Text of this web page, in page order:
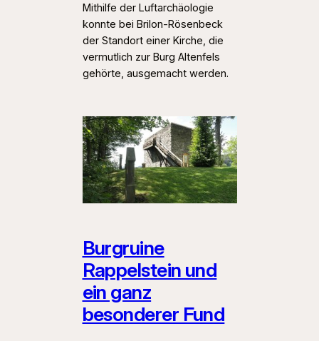
Mithilfe der Luftarchäologie
konnte bei Brilon-Rösenbeck
der Standort einer Kirche, die
vermutlich zur Burg Altenfels
gehörte, ausgemacht werden.
Burgruine
Rappelstein und
ein ganz
besonderer Fund